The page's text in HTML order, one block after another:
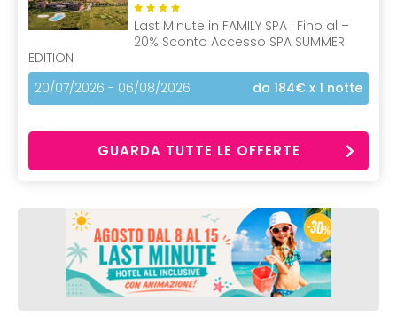
Last Minute in FAMILY SPA | Fino al –
20% Sconto Accesso SPA SUMMER
EDITION
20/07/2026 - 06/08/2026
da 184€ x 1 notte
GUARDA TUTTE LE OFFERTE